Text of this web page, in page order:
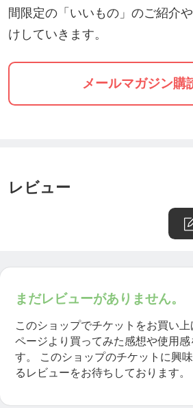
間限定の「いいもの」のご紹介
けしていきます。
メールマガジン購
レビュー
まだレビューがありません。
このショップでチケットをお買い
ページより買ってみた感想や使用感
す。
このショップのチケットに興
るレビューをお待ちしております。